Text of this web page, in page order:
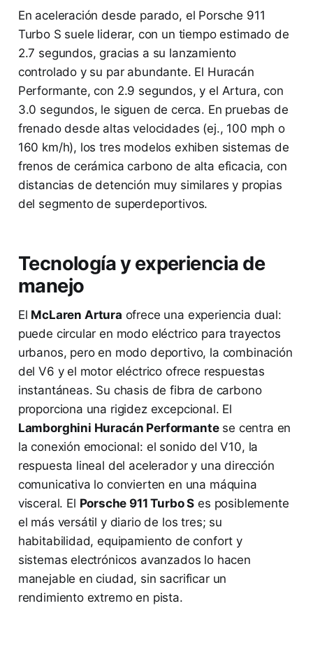
En aceleración desde parado, el Porsche 911
Turbo S suele liderar, con un tiempo estimado de
2.7 segundos, gracias a su lanzamiento
controlado y su par abundante. El Huracán
Performante, con 2.9 segundos, y el Artura, con
3.0 segundos, le siguen de cerca. En pruebas de
frenado desde altas velocidades (ej., 100 mph o
160 km/h), los tres modelos exhiben sistemas de
frenos de cerámica carbono de alta eficacia, con
distancias de detención muy similares y propias
del segmento de superdeportivos.
Tecnología y experiencia de
manejo
El McLaren Artura ofrece una experiencia dual:
puede circular en modo eléctrico para trayectos
urbanos, pero en modo deportivo, la combinación
del V6 y el motor eléctrico ofrece respuestas
instantáneas. Su chasis de fibra de carbono
proporciona una rigidez excepcional. El
Lamborghini Huracán Performantese centra en
la conexión emocional: el sonido del V10, la
respuesta lineal del acelerador y una dirección
comunicativa lo convierten en una máquina
visceral. El Porsche 911 Turbo S es posiblemente
el más versátil y diario de los tres; su
habitabilidad, equipamiento de confort y
sistemas electrónicos avanzados lo hacen
manejable en ciudad, sin sacrificar un
rendimiento extremo en pista.